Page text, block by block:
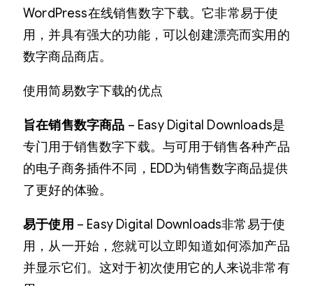
WordPress在线销售数字下载。它非常易于使
用，并具有强大的功能，可以创建漂亮而实用的
数字商品商店。
使用简易数字下载的优点
旨在销售数字商品 – Easy Digital Downloads是
专门用于销售数字下载。与可用于销售各种产品
的电子商务插件不同，EDD为销售数字商品提供
了更好的体验。
易于使用 – Easy Digital Downloads非常易于使
用，从一开始，您就可以立即知道如何添加产品
并显示它们。这对于初次使用它的人来说非常有